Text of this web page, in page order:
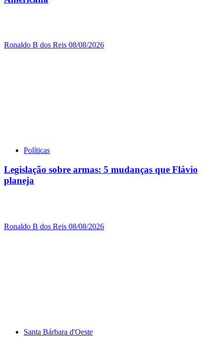
Ronaldo B dos Reis 08/08/2026
Políticas
Legislação sobre armas: 5 mudanças que Flávio
planeja
Ronaldo B dos Reis 08/08/2026
Santa Bárbara d'Oeste